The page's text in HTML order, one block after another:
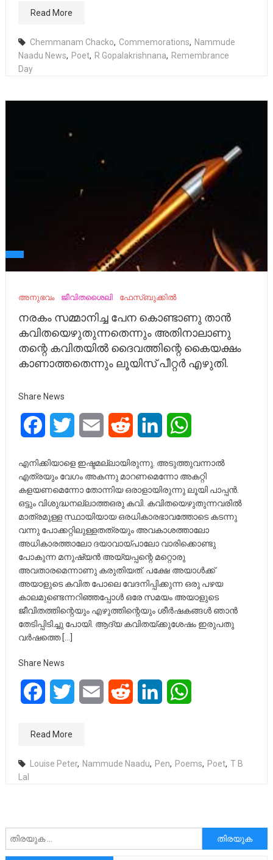
Read More
Chemmanam Chacko, Commemorations, Nammude
Naadu News, Poet, R Gopalakrishnana, Remembrance
Day
അനുഭവം ജീവിതശൈലി ഫേസ്ബുക്കിൽ
നരകം സമ്മാനിച്ച പേന കൊണ്ടാണു താൻ
കവിതയെഴുതുന്നതെന്നും അതിനാലാണു
തന്റെ കവിതയിൽ ദൈവത്തിന്റെ കൈയക്ഷം
കാണാത്തതെന്നും ലൂയിസ് പീറ്റർ എഴുതി.
Share News
FacebookTwitter Email Reddit LinkedIn
എനിക്കിയാളെ ഇഷ്ടമല്ലായിരുന്നു. അടുത്തുവന്നാൽ
എത്രയും വേഗം അകന്നു മാറണമെന്നോ അകറ്റി
കളയണമെന്നോ തോന്നിയ ഒരാളായിരുന്നു ലൂയി പാപ്പൻ.
ഒട്ടും വിശുദ്ധനല്ലാത്തഒരു കവി. കവിതയെഴുതുന്നവരിൽ
മാത്രമുള്ള സ്ഥായിയായ ഒരധികാരഭാവത്തോടെ കടന്നു
വന്നു പോക്കറ്റിലുള്ളതത്രയും അവകാശത്താലോ
അധികാരത്താലോ ദയാവായ്പാലോ വാരിക്കൊണ്ടു
പോകുന്ന മനുഷ്യൻ അയ്യപ്പന്റെ മറ്റൊരു
അവതാരമെന്നാണു കരുതിയത്. പക്ഷേ അയാൾക്ക്
അയാളുടെ കവിത പോലെ വേദനിപ്പിക്കുന്ന ഒരു പഴയ
കാലമുണ്ടെന്നറിഞ്ഞപ്പോൾ ഒരേ സമയം അയാളുടെ
ജീവിതത്തിന്റെയും എഴുത്തിന്റെയും ശീർഷകങ്ങൾ ഞാൻ
തേടിപ്പിടിച്ചു പോയി. ആദ്യ കവിതയ്ക്കുശേഷം ഇരുപതു
വർഷത്തെ […]
Share News
FacebookTwitter Email Reddit LinkedIn
Read More
Louise Peter, Nammude Naadu, Pen, Poems, Poet, T B
Lal
അനേഷിക്കുക